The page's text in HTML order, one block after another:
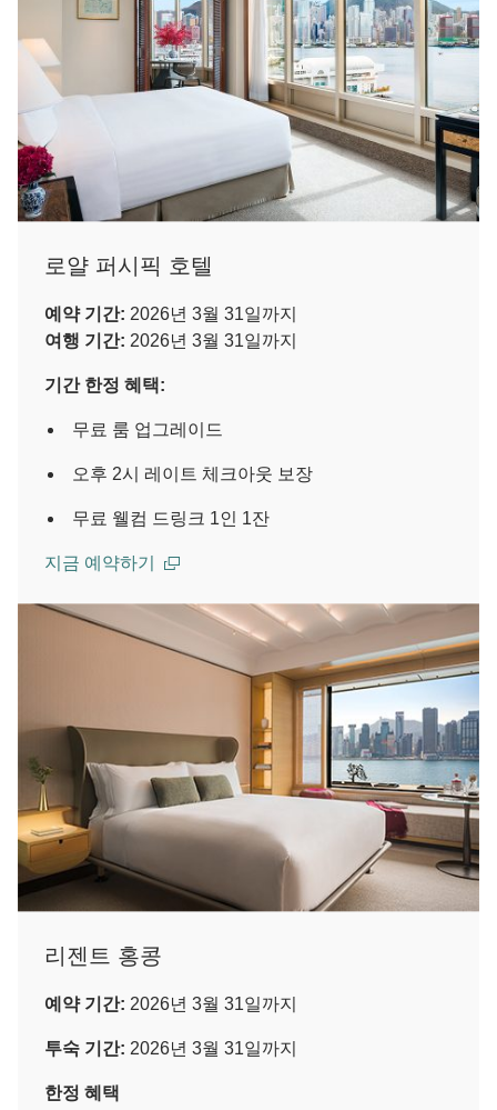
로얄 퍼시픽 호텔
예약 기간: 2026년 3월 31일까지
여행 기간: 2026년 3월 31일까지
기간 한정 혜택:
무료 룸 업그레이드
오후 2시 레이트 체크아웃 보장
무료 웰컴 드링크 1인 1잔
지금 예약하기
리젠트 홍콩
예약 기간: 2026년 3월 31일까지
투숙 기간: 2026년 3월 31일까지
한정 혜택